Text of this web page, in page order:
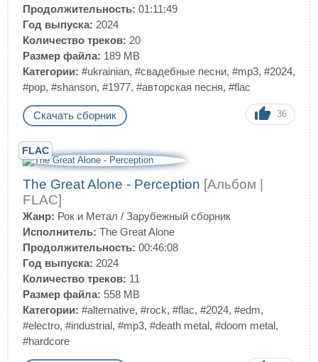
Продолжительность: 01:11:49
Год выпуска: 2024
Количество треков: 20
Размер файла: 189 MB
Категории: #ukrainian, #свадебные песни, #mp3, #2024,
#pop, #shanson, #1977, #авторская песня, #flac
Скачать сборник 36
FLAC
The Great Alone - Perception [Альбом |
FLAC]
Жанр: Рок и Метал / Зарубежный сборник
Исполнитель: The Great Alone
Продолжительность: 00:46:08
Год выпуска: 2024
Количество треков: 11
Размер файла: 558 MB
Категории: #alternative, #rock, #flac, #2024, #edm,
#electro, #industrial, #mp3, #death metal, #doom metal,
#hardcore